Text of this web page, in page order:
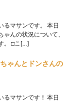
るマサンです。 本日
んの状況について、
。 □こ[…]
ゃんとドンさんの
るマサンです！ 本日